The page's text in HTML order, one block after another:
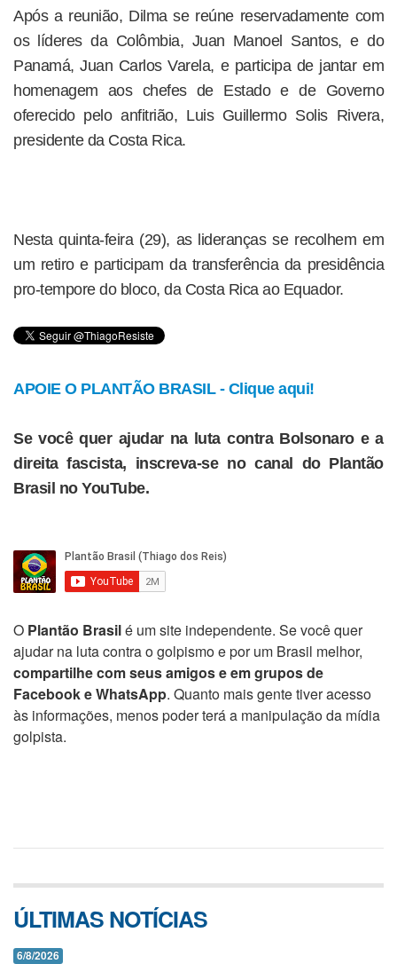
Após a reunião, Dilma se reúne reservadamente com
os líderes da Colômbia, Juan Manoel Santos, e do
Panamá, Juan Carlos Varela, e participa de jantar em
homenagem aos chefes de Estado e de Governo
oferecido pelo anfitrião, Luis Guillermo Solis Rivera,
presidente da Costa Rica.
Nesta quinta-feira (29), as lideranças se recolhem em
um retiro e participam da transferência da presidência
pro-tempore do bloco, da Costa Rica ao Equador.
APOIE O PLANTÃO BRASIL - Clique aqui!
Se você quer ajudar na luta contra Bolsonaro e a
direita fascista, inscreva-se no canal do Plantão
Brasil no YouTube.
O Plantão Brasilé um site independente. Se você quer
ajudar na luta contra o golpismo e por um Brasil melhor,
compartilhe com seus amigos e em grupos de
Facebook e WhatsApp. Quanto mais gente tiver acesso
às informações, menos poder terá a manipulação da mídia
golpista.
ÚLTIMAS NOTÍCIAS
6/8/2026